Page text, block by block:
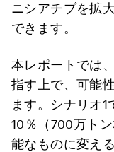
ニシアチブを拡
できます。
本レポートでは
指す上で、可能
ます。シナリオ
10％（700万ト
能なものに変え